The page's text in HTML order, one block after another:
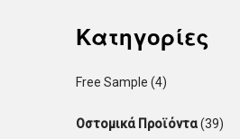
Κατηγορίες
Free Sample (4)
Οστομικά Προϊόντα(39)